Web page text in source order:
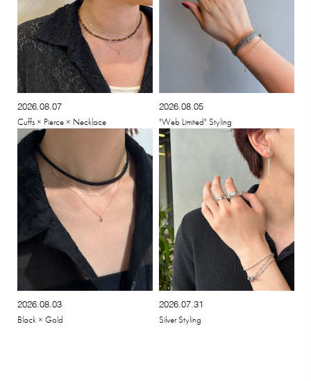
2026.08.07
Cuffs × Pierce × Necklace
2026.08.05
"Web Limited" Styling
2026.08.03
Black × Gold
2026.07.31
Silver Styling